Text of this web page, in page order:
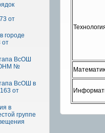
от
городе
от
ВсОШ
№
ВсОШ в
от
в
группе